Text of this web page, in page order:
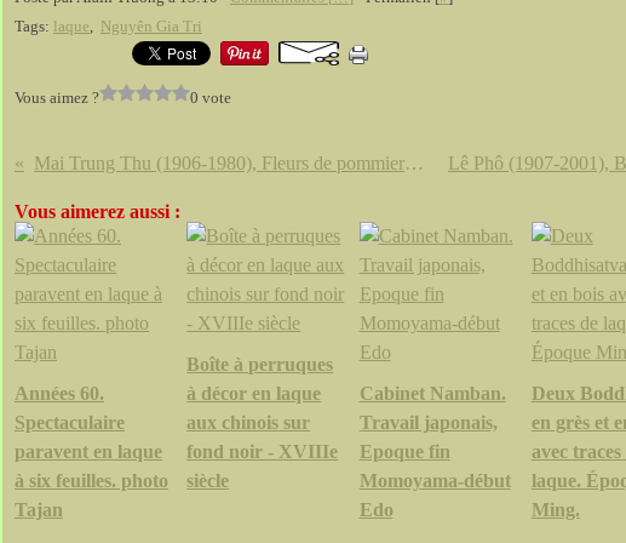
Tags: laque, Nguyên Gia Tri
Vous aimez ? 0 vote
Mai Trung Thu (1906-1980), Fleurs de pommier du Japon dans un vase
Vous aimerez aussi :
Années 60.
Spectaculaire
paravent en laque
à six feuilles. pho to
Tajan
Boîte à perruques
à décor en laque
aux chinois sur
fond noir - XVIIIe
siècle
Cabinet Namban.
Travail japonais,
Epoque fin
Momoyama-début
Edo
Deux
en grès et
avec traces
laque.
Ming.